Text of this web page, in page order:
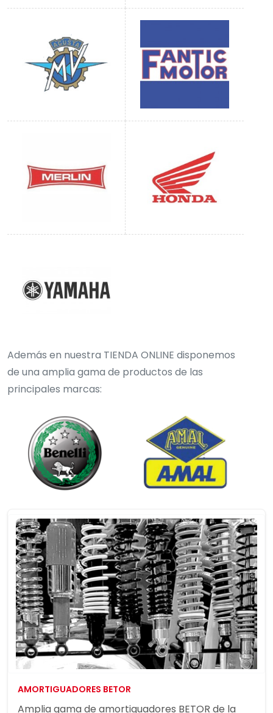
Además en nuestra TIENDA ONLINE disponemos
de una amplia gama de productos de las
principales marcas:
AMORTIGUADORES BETOR
Amplia gama de amortiguadores BETOR de la